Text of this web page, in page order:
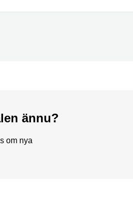
ännu?
om nya